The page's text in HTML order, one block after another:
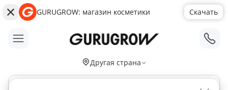
GURUGROW: магазин косметики Скачать
Другая страна